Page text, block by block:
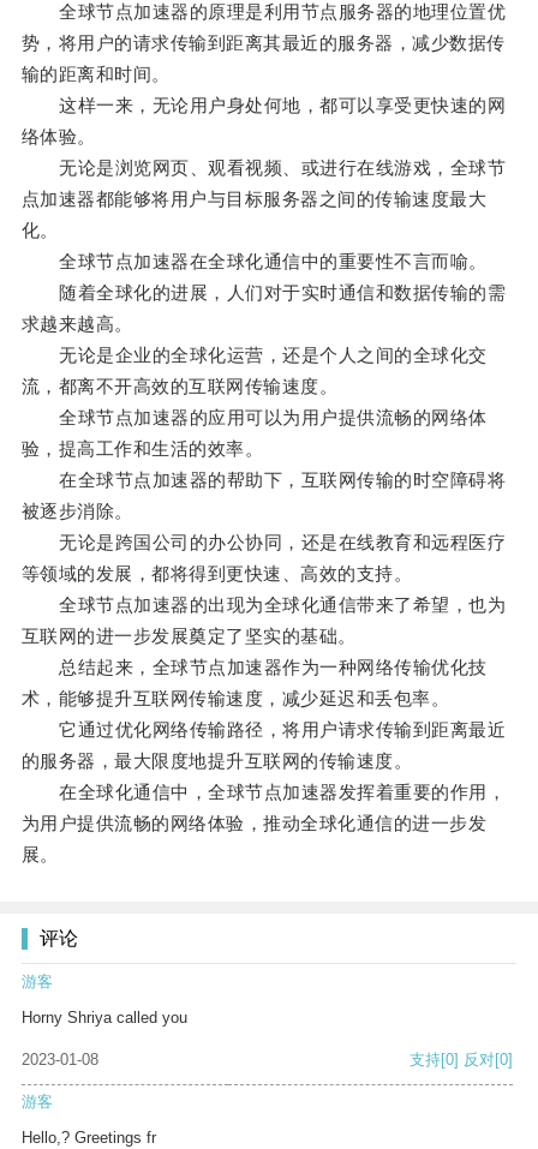
全球节点加速器的原理是利用节点服务器的地理位置优
势，将用户的请求传输到距离其最近的服务器，减少数据传
输的距离和时间。
这样一来，无论用户身处何地，都可以享受更快速的网
络体验。
无论是浏览网页、观看视频、或进行在线游戏，全球节
点加速器都能够将用户与目标服务器之间的传输速度最大
化。
全球节点加速器在全球化通信中的重要性不言而喻。
随着全球化的进展，人们对于实时通信和数据传输的需
求越来越高。
无论是企业的全球化运营，还是个人之间的全球化交
流，都离不开高效的互联网传输速度。
全球节点加速器的应用可以为用户提供流畅的网络体
验，提高工作和生活的效率。
在全球节点加速器的帮助下，互联网传输的时空障碍将
被逐步消除。
无论是跨国公司的办公协同，还是在线教育和远程医疗
等领域的发展，都将得到更快速、高效的支持。
全球节点加速器的出现为全球化通信带来了希望，也为
互联网的进一步发展奠定了坚实的基础。
总结起来，全球节点加速器作为一种网络传输优化技
术，能够提升互联网传输速度，减少延迟和丢包率。
它通过优化网络传输路径，将用户请求传输到距离最近
的服务器，最大限度地提升互联网的传输速度。
在全球化通信中，全球节点加速器发挥着重要的作用，
为用户提供流畅的网络体验，推动全球化通信的进一步发
展。
评论
游客
Horny Shriya called you
2023-01-08 支持[0] 反对[0]
游客
Hello,? Greetings fr